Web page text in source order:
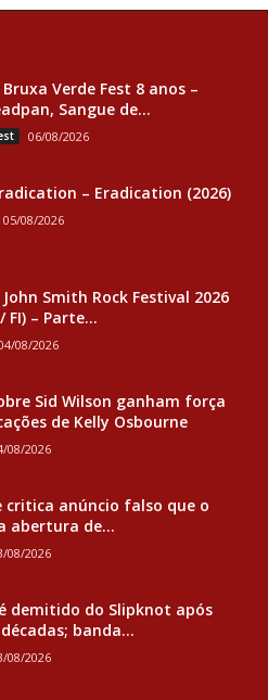
Verde Fest 8 anos –
Sangue de...
06/08/2026
– Eradication (2026)
05/08/2026
Smith Rock Festival 2026
FI) – Parte...
08/2026
Sid Wilson ganham força
de Kelly Osbourne
08/2026
critica anúncio falso que o
abertura de...
08/2026
demitido do Slipknot após
banda...
08/2026